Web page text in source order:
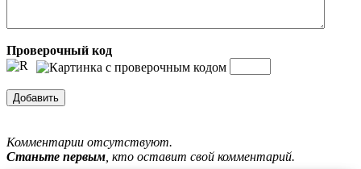
Проверочный код
Комментарии отсутствуют.
Станьте первым , кто оставит свой комментарий.